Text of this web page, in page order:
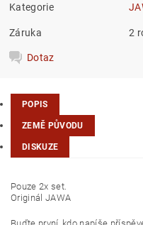
Kategorie
Záruka 2
Dotaz
POPIS
ZEMĚ PŮVODU
DISKUZE
Pouze 2x set.
Originál JAWA